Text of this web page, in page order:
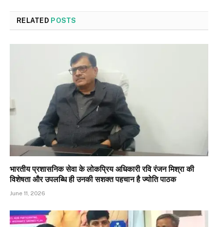
RELATED POSTS
भारतीय प्रशासनिक सेवा के लोकप्रिय अधिकारी रवि रंजन मिश्रा की
विशेषता और उपलब्धि ही उनकी सशक्त पहचान है ज्योति पाठक
June 11, 2026